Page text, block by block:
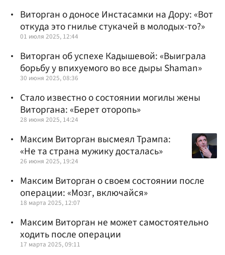
Виторган о доносе Инстасамки на Дору: «Вот
откуда это гнилье стукачей в молодых-то?»
01 июля 2025, 12:44
Виторган об успехе Кадышевой: «Выиграла
борьбу у впихуемого во все дыры Shaman»
30 июня 2025, 08:36
Стало известно о состоянии могилы жены
Виторгана: «Берет оторопь»
28 июня 2025, 14:24
Максим Виторган высмеял Трампа:
«Не та страна мужику досталась»
26 июня 2025, 19:24
Максим Виторган о своем состоянии после
операции: «Мозг, включайся»
18 марта 2025, 12:07
Максим Виторган не может самостоятельно
ходить после операции
17 марта 2025, 09:11